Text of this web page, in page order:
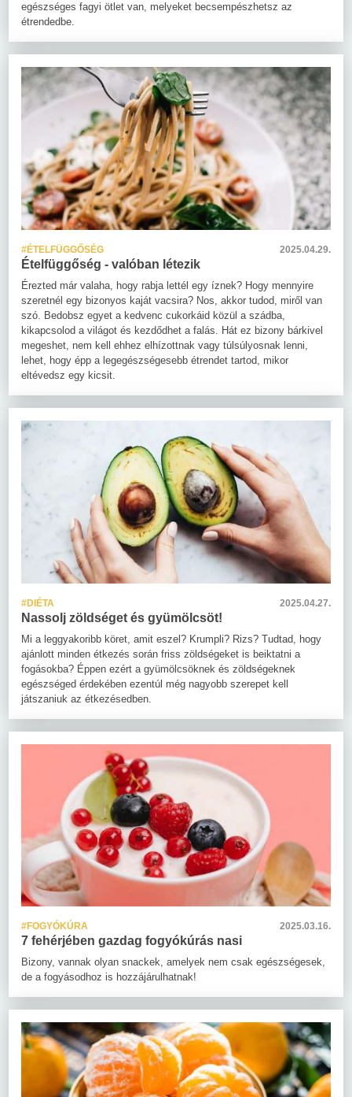
egészséges fagyi ötlet van, melyeket becsempészhetsz az
étrendedbe.
#ÉTELFÜGGŐSÉG 2025.04.29.
Ételfüggőség - valóban létezik
Érezted már valaha, hogy rabja lettél egy íznek? Hogy mennyire
szeretnél egy bizonyos kaját vacsira? Nos, akkor tudod, miről van
szó. Bedobsz egyet a kedvenc cukorkáid közül a szádba,
kikapcsolod a világot és kezdődhet a falás. Hát ez bizony bárkivel
megeshet, nem kell ehhez elhízottnak vagy túlsúlyosnak lenni,
lehet, hogy épp a legegészségesebb étrendet tartod, mikor
eltévedsz egy kicsit.
#DIÉTA 2025.04.27.
Nassolj zöldséget és gyümölcsöt!
Mi a leggyakoribb köret, amit eszel? Krumpli? Rizs? Tudtad, hogy
ajánlott minden étkezés során friss zöldségeket is beiktatni a
fogásokba? Éppen ezért a gyümölcsöknek és zöldségeknek
egészséged érdekében ezentúl még nagyobb szerepet kell
játszaniuk az étkezésedben.
#FOGYÓKÚRA 2025.03.16.
7 fehérjében gazdag fogyókúrás nasi
Bizony, vannak olyan snackek, amelyek nem csak egészségesek,
de a fogyásodhoz is hozzájárulhatnak!